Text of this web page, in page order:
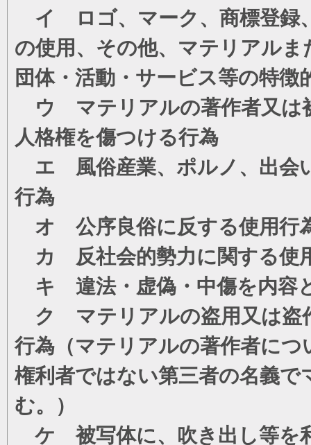
イ ロゴ、マーク、商標登録
の使用、その他、マテリアル
団体・活動・サービス等の特
ウ マテリアルの著作者又は
人格権を傷つける行為
エ 風俗産業、ポルノ、出会
行為
オ 公序良俗に反する使用行
カ 反社会的勢力に関する使
キ 違法・虚偽・中傷を内容
ク マテリアルの盗用又は盗
行為（マテリアルの著作者に
権利者ではない第三者の名義
む。）
ケ 被写体に、吹き出し等を